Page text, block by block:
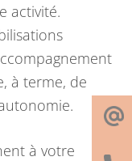
activité.
à terme, de
à votre